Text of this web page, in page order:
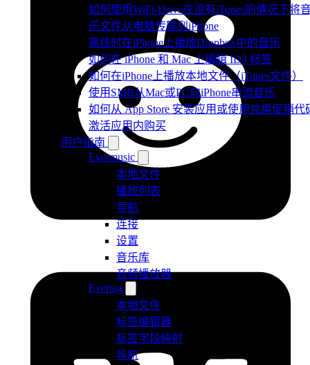
如何使用WiFi-Drive在没有iTunes的情况下将
乐文件从电脑传输到iPhone
离线时在iPhone上播放Dropbox中的音乐
如何在 iPhone 和 Mac 上编辑 ID3 标签
如何在iPhone上播放本地文件（iTunes文件）
使用SMB从Mac或PC向iPhone串流音乐
如何从 App Store 安装应用或使用兑换促销代
激活应用内购买
用户指南
Evermusic
本地文件
播放列表
导航
连接
设置
音乐库
音频播放器
Evertag
本地文件
标签编辑器
标签字段映射
导航